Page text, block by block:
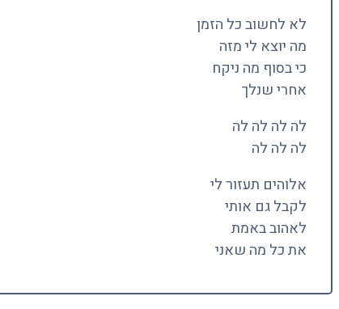
לא לחשוב כל הזמן
מה יוצא לי מזה
כי בסוף מה ניקח
אחרי שנלך
לה לה לה לה
לה לה לה
אלוהים תעזור לי
לקבל גם אותי
לאהוב באמת
את כל מה שאני